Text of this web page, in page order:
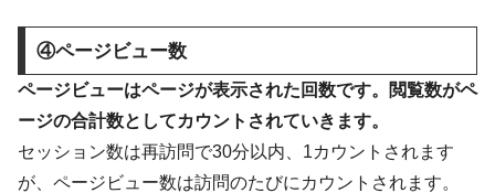
④ページビュー数
ページビューはページが表示された回数です。閲覧数がペ
ージの合計数としてカウントされていきます。
セッション数は再訪問で30分以内、1カウントされます
が、ページビュー数は訪問のたびにカウントされます。